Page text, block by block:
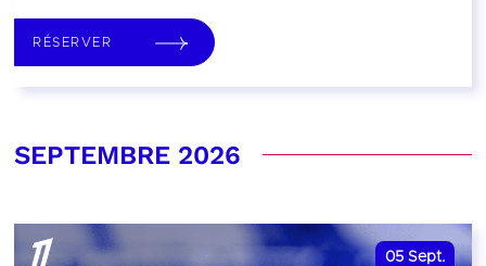
RÉSERVER
SEPTEMBRE 2026
05 Sept.